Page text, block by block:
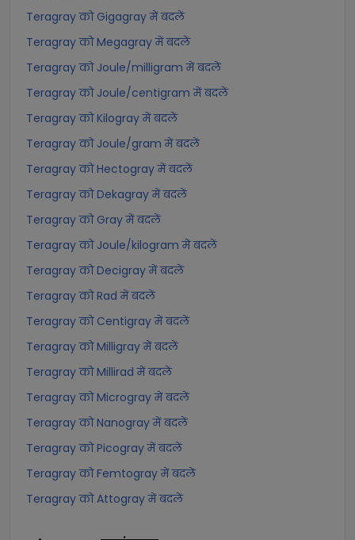
Teragray को Gigagray में बदलें
Teragray को Megagray में बदलें
Teragray को Joule/milligram में बदलें
Teragray को Joule/centigram में बदलें
Teragray को Kilogray में बदलें
Teragray को Joule/gram में बदलें
Teragray को Hectogray में बदलें
Teragray को Dekagray में बदलें
Teragray को Gray में बदलें
Teragray को Joule/kilogram में बदलें
Teragray को Decigray में बदलें
Teragray को Rad में बदलें
Teragray को Centigray में बदलें
Teragray को Milligray में बदलें
Teragray को Millirad में बदलें
Teragray को Microgray में बदलें
Teragray को Nanogray में बदलें
Teragray को Picogray में बदलें
Teragray को Femtogray में बदलें
Teragray को Attogray में बदलें